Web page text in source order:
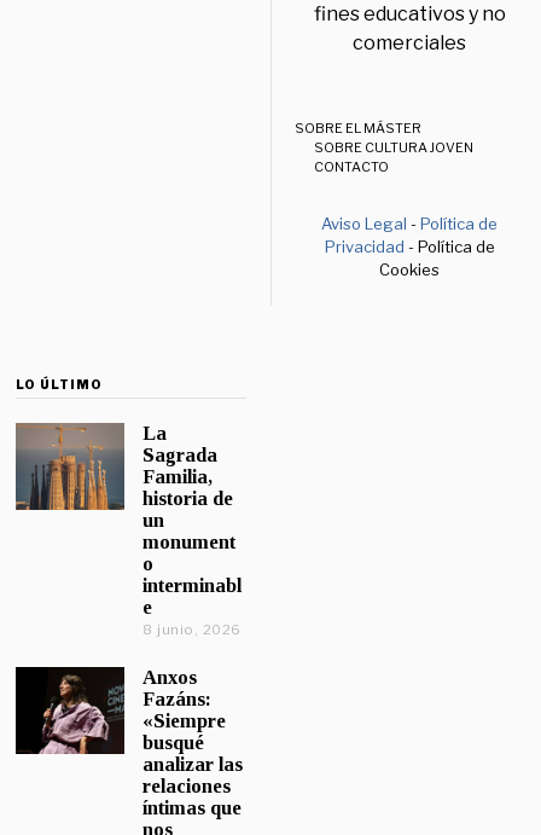
fines educativos y no
comerciales
SOBRE EL MÁSTER
SOBRE CULTURA JOVEN
CONTACTO
Aviso Legal -Política de
Privacidad - Política de
Cookies
LO ÚLTIMO
La
Sagrada
Familia,
historia de
un
monument
o
interminabl
e
8 junio, 2026
Anxos
Fazáns:
«Siempre
busqué
analizar las
relaciones
íntimas que
nos